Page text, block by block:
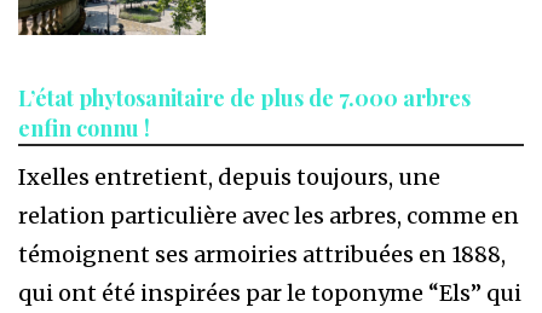
L’état phytosanitaire de plus de 7.000 arbres
enfin connu !
Ixelles entretient, depuis toujours, une
relation particulière avec les arbres, comme en
témoignent ses armoiries attribuées en 1888,
qui ont été inspirées par le toponyme “Els” qui